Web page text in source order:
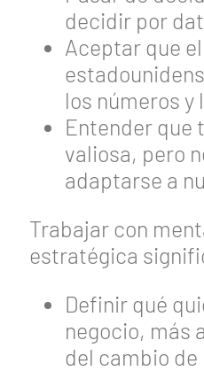
decidir por
Aceptar que
los números
Entender que
valiosa, pero
adaptarse a
Trabajar con
estratégica
Definir qué
negocio, más
del cambio de